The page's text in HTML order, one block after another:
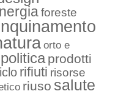
foreste
orto e
politica prodotti
rifiuti risorse
riuso salute